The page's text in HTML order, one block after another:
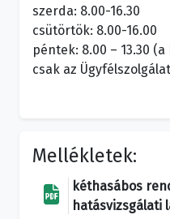
szerda: 8.00-16.30
csütörtök: 8.00-16.00
péntek: 8.00 – 13.30
csak az
Mellékletek:
kéthasábos
hatásvizsgálati